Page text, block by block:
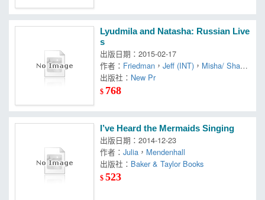
Lyudmila and Natasha: Russian Live
s
出版日期：2015-02-17
作者： Friedman ，Jeff (INT) ， Misha/ Sharle
t出版社： New Pr
$ 768
I’ve Heard the Mermaids Singing
出版日期：2014-12-23
作者：Julia ， Mendenhall
出版社： Baker & Taylor Books
$523